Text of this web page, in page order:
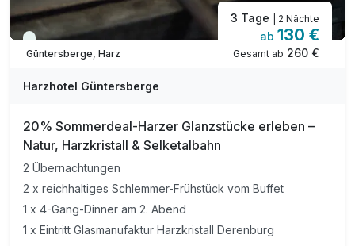
Für 3 Tage p.P. ab 169,00 €
Viele Termine frei
Güntersberge, Harz
3 Tage | 2 Nächte
ab 130 €
Gesamt ab 260 €
Harzhotel Güntersberge
20% Sommerdeal-Harzer Glanzstücke erleben –
Natur, Harzkristall & Selketalbahn
2 Übernachtungen
2 x reichhaltiges Schlemmer-Frühstück vom Buffet
1 x 4-Gang-Dinner am 2. Abend
1 x Eintritt Glasmanufaktur Harzkristall Derenburg